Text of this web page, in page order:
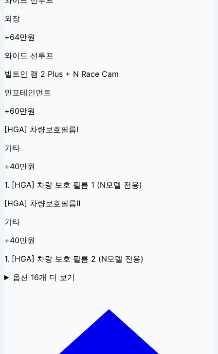
외장
+64만원
와이드 선루프
빌트인 캠 2 Plus + N Race Cam
인포테인먼트
+60만원
[HGA] 차량보호필름Ⅰ
기타
+40만원
1. [HGA] 차량 보호 필름 1 (N모델 전용)
[HGA] 차량보호필름Ⅱ
기타
+40만원
1. [HGA] 차량 보호 필름 2 (N모델 전용)
옵션 16개 더 보기